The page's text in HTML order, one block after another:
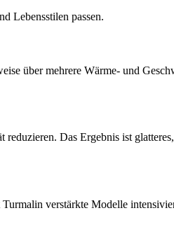
Lebensstilen passen.
über mehrere Wärme- und
Das Ergebnis ist
verstärkte Modelle